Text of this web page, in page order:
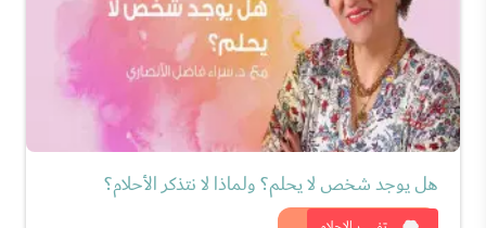
هل يوجد شخص لا يحلم؟ ولماذا لا نتذكر الأحلام؟